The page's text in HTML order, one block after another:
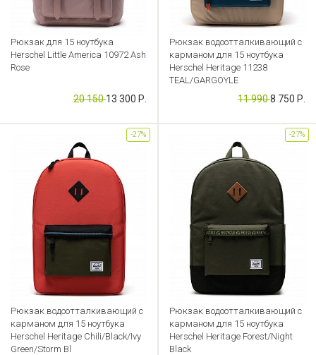
Рюкзак для 15 ноутбука
Herschel Little America 10972 Ash
Rose
Артикул: KS000000147
20 15013 300 Р.
Рюкзак водоотталкивающий с
карманом для 15 ноутбука
Herschel Heritage 11238
TEAL/GARGOYLE
Артикул: KS000000132
11 9908 750 Р.
Рюкзак водоотталкивающий с
карманом для 15 ноутбука
Herschel Heritage Chili/Black/Ivy
Green/Storm Bl
-27%
Рюкзак водоотталкивающий с
карманом для 15 ноутбука
Herschel Heritage Forest/Night
Black
-27%